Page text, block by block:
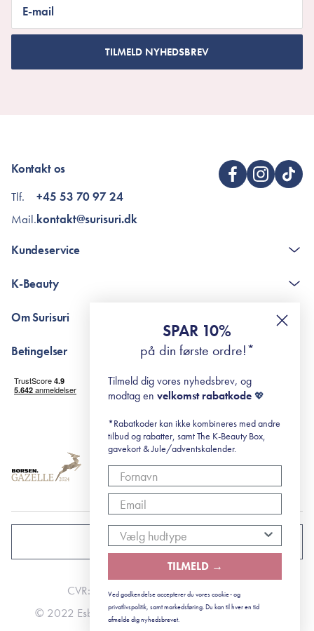
E-mail
TILMELD NYHEDSBREV
Kontakt os
Tlf.
Mail.
+45 53 70 97 24
kontakt@surisuri.dk
Kundeservice
The K-Beauty Box - spørgsmål og svar
RE-ZIP
K-Beauty
Retinol for begyndere
surisuri's mini guide til rosacea
Om Surisuri
Black Friday
Betingelser
Levering og returnering
Handelsbetingelser
Abonnementsbetingelser
DANMARK
© 2022 Esbjerg - Storstrømsvej 42, 6715 Esbjerg N
CVR: 41492252
SPAR 10%
på din første ordre!*
Tilmeld dig vores nyhedsbrev, og
modtag en velkomst rabatkode 💖
*Rabatkoder kan ikke kombineres med andre
tilbud og rabatter, samt The K-Beauty Box,
gavekort & Jule/adventskalender.
TILMELD →
Ved godkendelse accepterer du vores cookie- og
privatlivspolitik, samt markedsføring. Du kan til hver en tid
afmelde dig nyhedsbrevet.